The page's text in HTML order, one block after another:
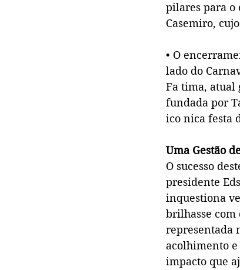
pilares para o
Casemiro,
• O
lado do
Fa tima, atual
fundada por
ico nica festa
Uma Gestão
O sucesso
presidente
inquestiona
brilhasse com
representada
acolhimento
impacto que